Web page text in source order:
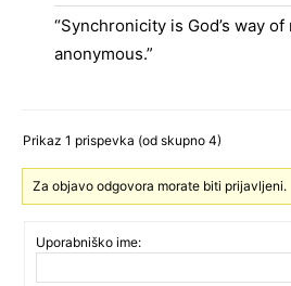
“Synchronicity is God’s way
anonymous.”
Prikaz 1 prispevka (od skupno 4)
Za objavo odgovora morate biti prijavljeni.
Uporabniško ime: